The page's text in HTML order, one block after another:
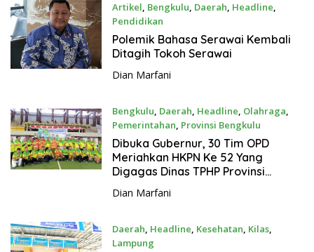
Artikel, Bengkulu, Daerah, Headline,
Pendidikan
11 Juni 2024
Polemik Bahasa Serawai Kembali
Ditagih Tokoh Serawai
Dian Marfani
Bengkulu, Daerah, Headline, Olahraga,
Pemerintahan, Provinsi Bengkulu
10 Juni 2024
Dibuka Gubernur, 30 Tim OPD
Meriahkan HKPN Ke 52 Yang
Digagas Dinas TPHP Provinsi
Bengkulu
Dian Marfani
Daerah, Headline, Kesehatan, Kilas,
Lampung